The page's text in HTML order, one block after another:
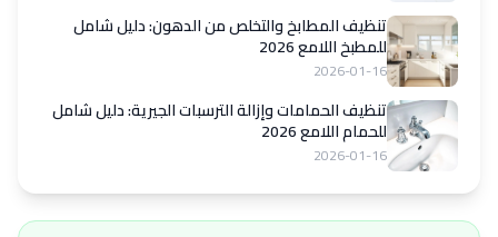
تنظيف المطابخ والتخلص من الدهون: دليل شامل
للمطبخ اللامع 2026
2026-01-16
تنظيف الحمامات وإزالة الترسبات الجيرية: دليل شامل
للحمام اللامع 2026
2026-01-16